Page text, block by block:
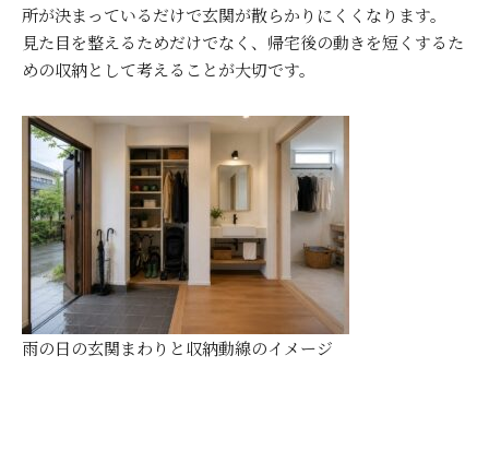
所が決まっているだけで玄関が散らかりにくくなります。
見た目を整えるためだけでなく、帰宅後の動きを短くするた
めの収納として考えることが大切です。
雨の日の玄関まわりと収納動線のイメージ